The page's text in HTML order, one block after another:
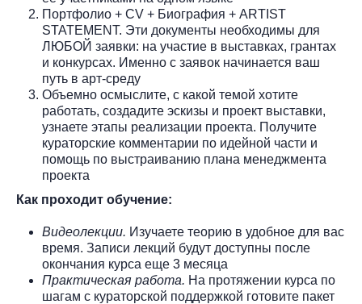
Портфолио + CV + Биография + ARTIST
STATEMENT. Эти документы необходимы для
ЛЮБОЙ заявки: на участие в выставках, грантах
и конкурсах. Именно с заявок начинается ваш
путь в арт-среду
Объемно осмыслите, с какой темой хотите
работать, создадите эскизы и проект выставки,
узнаете этапы реализации проекта. Получите
кураторские комментарии по идейной части и
помощь по выстраиванию плана менеджмента
проекта
Как проходит обучение:
Видеолекции. Изучаете теорию в удобное для вас
время. Записи лекций будут доступны после
окончания курса еще 3 месяца
Практическая работа. На протяжении курса по
шагам с кураторской поддержкой готовите пакет